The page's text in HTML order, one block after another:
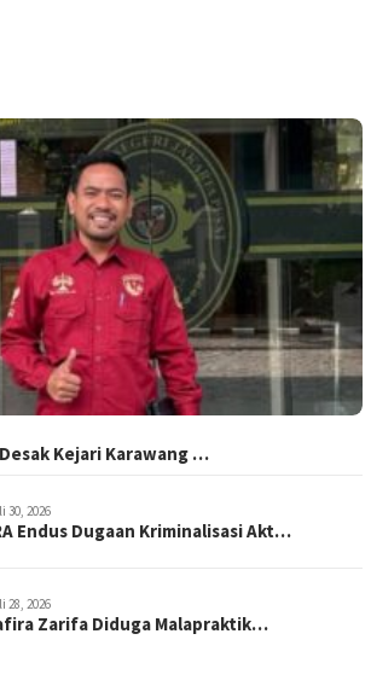
Desak Kejari Karawang …
30, 2026
Endus Dugaan Kriminalisasi Akt…
28, 2026
Zarifa Diduga Malapraktik…